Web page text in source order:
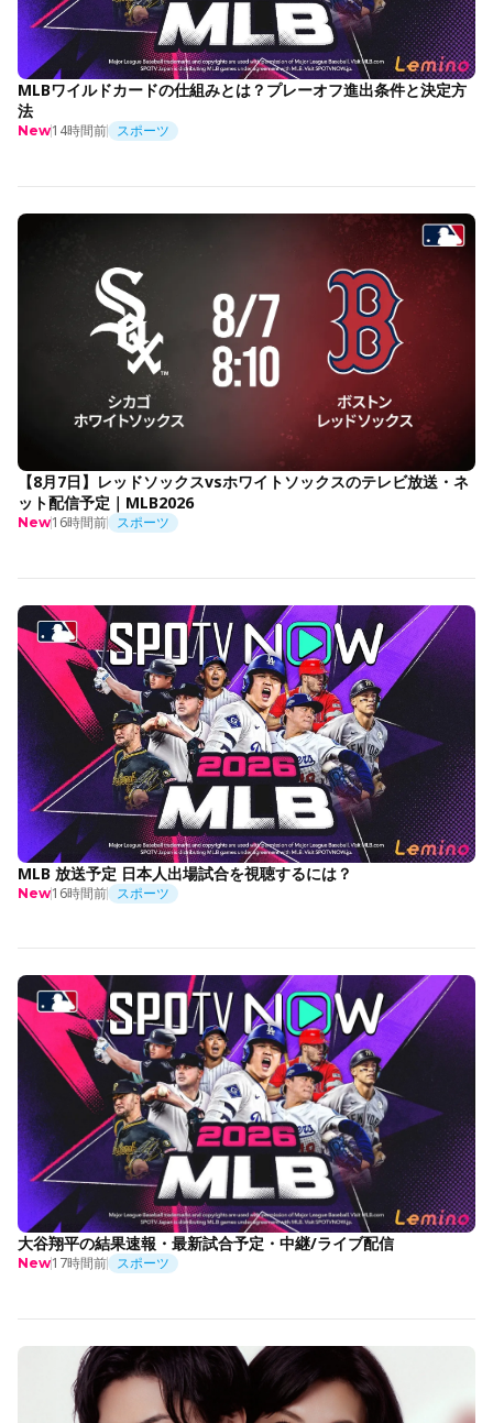
MLBワイルドカードの仕組みとは？プレーオフ進出条件と決定方
法
New14時間前 スポーツ
【8月7日】レッドソックスvsホワイトソックスのテレビ放送・ネ
ット配信予定｜MLB2026
New16時間前 スポーツ
MLB 放送予定 日本人出場試合を視聴するには？
New16時間前 スポーツ
大谷翔平の結果速報・最新試合予定・中継/ライブ配信
New17時間前 スポーツ